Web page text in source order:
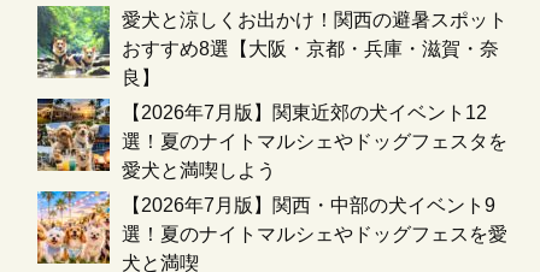
愛犬と涼しくお出かけ！関西の避暑スポット
おすすめ8選【大阪・京都・兵庫・滋賀・奈
良】
【2026年7月版】関東近郊の犬イベント12
選！夏のナイトマルシェやドッグフェスタを
愛犬と満喫しよう
【2026年7月版】関西・中部の犬イベント9
選！夏のナイトマルシェやドッグフェスを愛
犬と満喫